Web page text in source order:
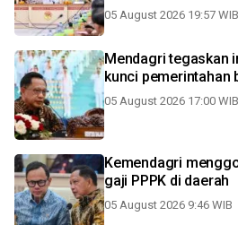
05 August 2026 19:57 WIB
Mendagri tegaskan
kunci pemerintahan
05 August 2026 17:00 WIB
Kemendagri
gaji PPPK di daerah
05 August 2026 9:46 WIB